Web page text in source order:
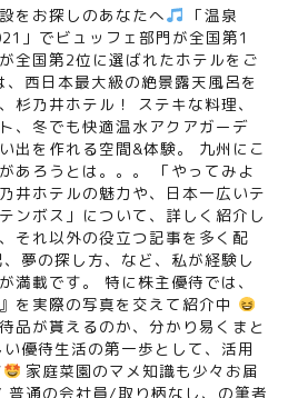
をお探しのあなたへ
「温泉
」でビュッフェ部門が全国第1
全国第2位に選ばれたホテルをご
西日本最大級の絶景露天風呂を
杉乃井ホテル！ ステキな料理、
、冬でも快適温水アクアガーデ
出を作れる空間&体験。 九州にこ
あろうとは。。。 「やってみよ
井ホテルの魅力や、日本一広いテ
ンボス」について、詳しく紹介し
それ以外の役立つ記事を多く配
夢の探し方、など、私が経験し
満載です。 特に株主優待では、
を実際の写真を交えて紹介中
品が貰えるのか、分かり易くまと
い優待生活の第一歩として、活用
家庭菜園のマメ知識も少々お届
通の会社員/取り柄なし、の筆者